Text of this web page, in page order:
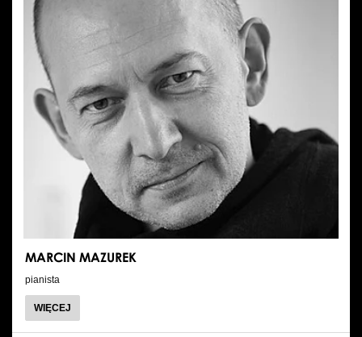
MARCIN MAZUREK
pianista
WIĘCEJ
MARCIN